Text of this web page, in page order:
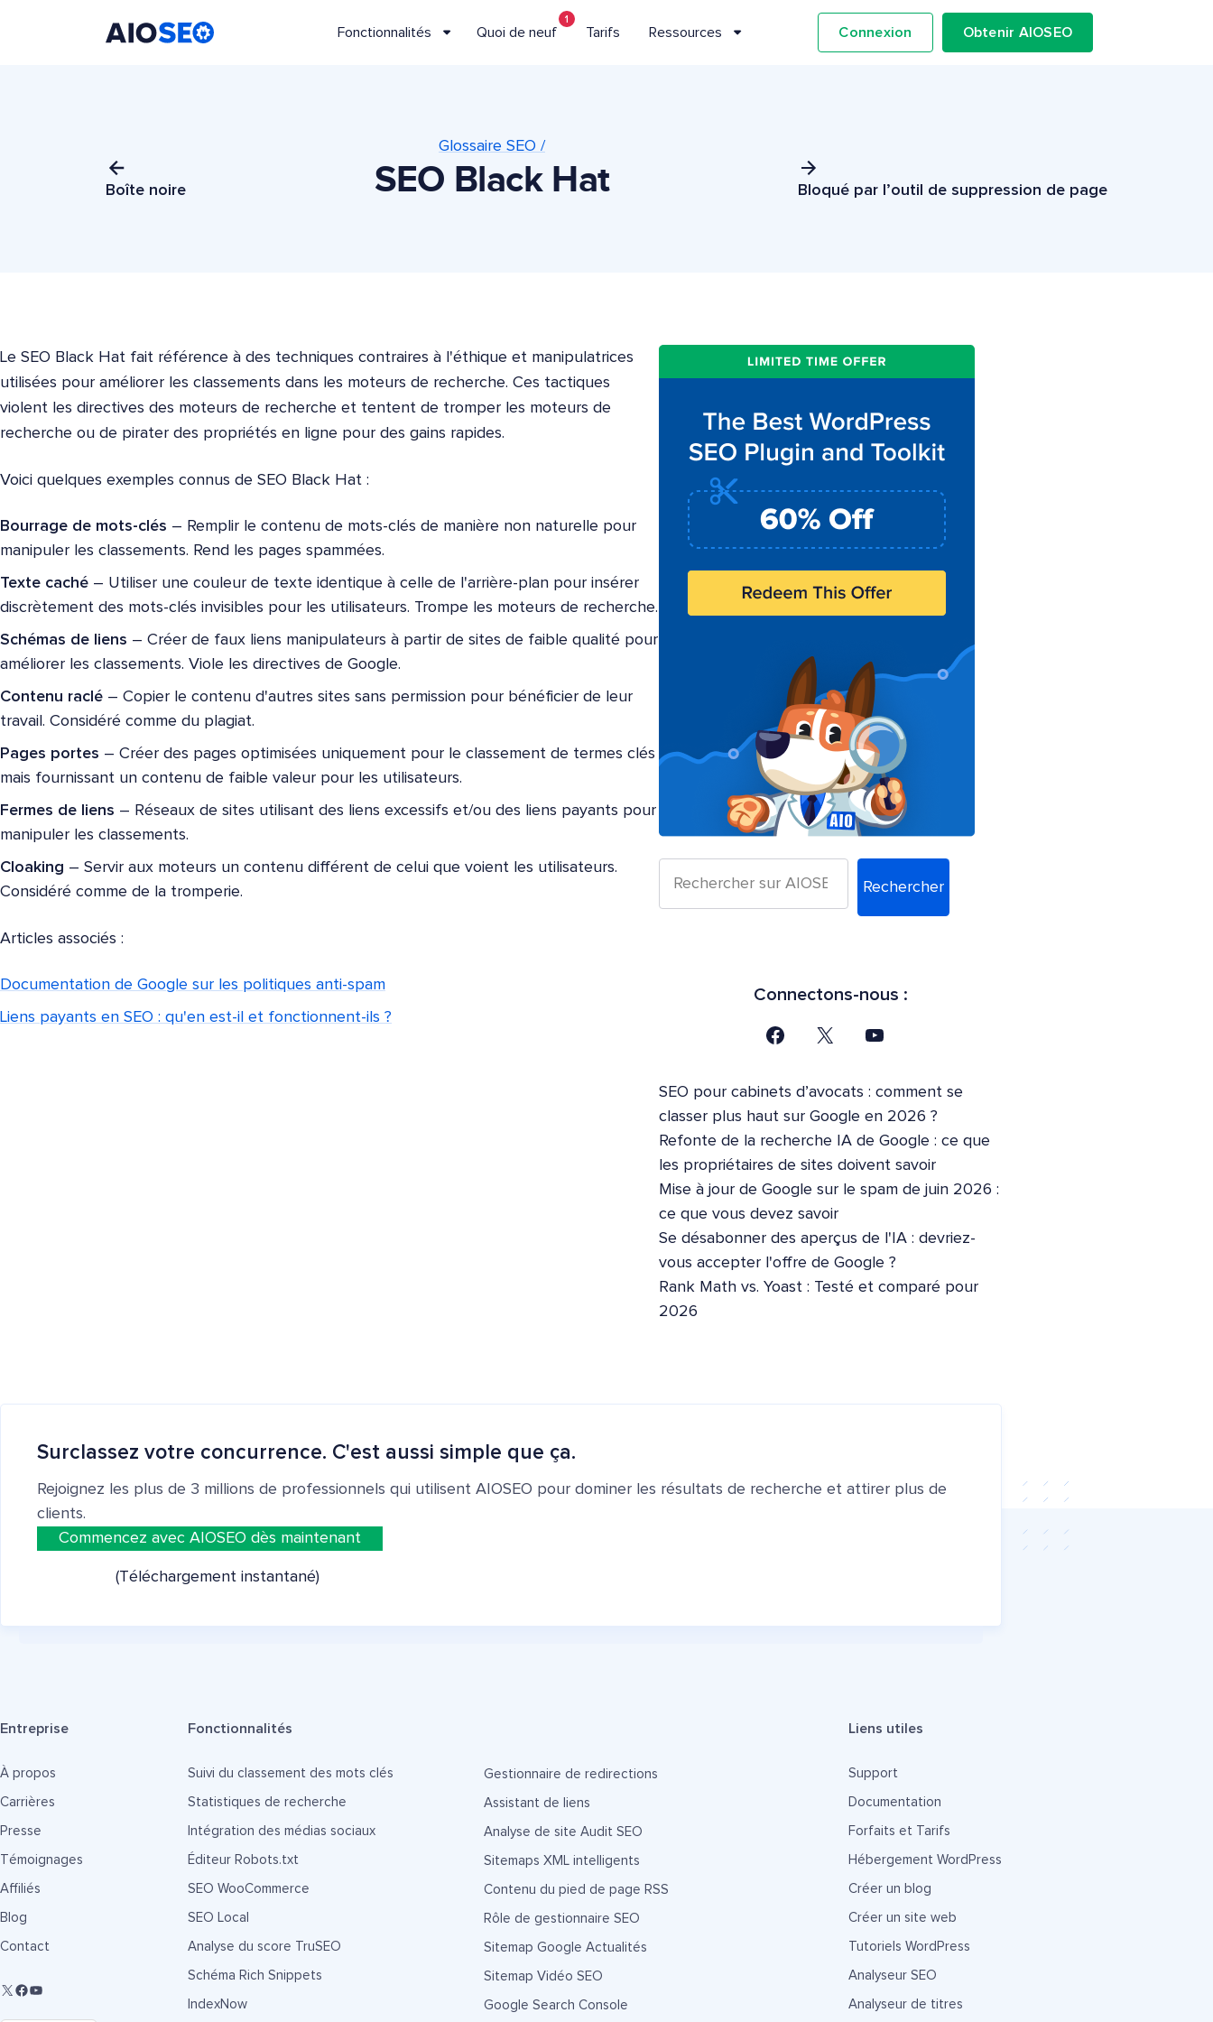
Fonctionnalités Quoi de neuf
1
Tarifs Ressources Connexion Obtenir AIOSEO
Boîte noire
Glossaire SEO /
SEO Black Hat Bloqué par l’outil de suppression de page
Le SEO Black Hat fait référence à des techniques contraires à l'éthique et manipulatrices
utilisées pour améliorer les classements dans les moteurs de recherche. Ces tactiques
violent les directives des moteurs de recherche et tentent de tromper les moteurs de
recherche ou de pirater des propriétés en ligne pour des gains rapides.
Voici quelques exemples connus de SEO Black Hat :
Bourrage de mots-clés – Remplir le contenu de mots-clés de manière non naturelle pour
manipuler les classements. Rend les pages spammées.
Texte caché – Utiliser une couleur de texte identique à celle de l'arrière-plan pour insérer
discrètement des mots-clés invisibles pour les utilisateurs. Trompe les moteurs de recherche.
Schémas de liens – Créer de faux liens manipulateurs à partir de sites de faible qualité pour
améliorer les classements. Viole les directives de Google.
Contenu raclé – Copier le contenu d'autres sites sans permission pour bénéficier de leur
travail. Considéré comme du plagiat.
Pages portes – Créer des pages optimisées uniquement pour le classement de termes clés
mais fournissant un contenu de faible valeur pour les utilisateurs.
Fermes de liens – Réseaux de sites utilisant des liens excessifs et/ou des liens payants pour
manipuler les classements.
Cloaking – Servir aux moteurs un contenu différent de celui que voient les utilisateurs.
Considéré comme de la tromperie.
Articles associés :
Documentation de Google sur les politiques anti-spam
Liens payants en SEO : qu'en est-il et fonctionnent-ils ?
Rechercher
Connectons-nous :
SEO pour cabinets d’avocats : comment se
classer plus haut sur Google en 2026 ?
Refonte de la recherche IA de Google : ce que
les propriétaires de sites doivent savoir
Mise à jour de Google sur le spam de juin 2026 :
ce que vous devez savoir
Se désabonner des aperçus de l'IA : devriez-
vous accepter l'offre de Google ?
Rank Math vs. Yoast : Testé et comparé pour
2026
Surclassez votre concurrence. C'est aussi simple que ça.
Rejoignez les plus de 3 millions de professionnels qui utilisent AIOSEO pour dominer les résultats de recherche et attirer plus de
clients.
Commencez avec AIOSEO dès maintenant
(Téléchargement instantané)
Entreprise
À propos
Carrières
Presse
Témoignages
Affiliés
Blog
Contact
Fonctionnalités
Suivi du classement des mots clés
Statistiques de recherche
Intégration des médias sociaux
Éditeur Robots.txt
SEO WooCommerce
SEO Local
Analyse du score TruSEO
Schéma Rich Snippets
IndexNow
Gestionnaire de redirections
Assistant de liens
Analyse de site Audit SEO
Sitemaps XML intelligents
Contenu du pied de page RSS
Rôle de gestionnaire SEO
Sitemap Google Actualités
Sitemap Vidéo SEO
Google Search Console
Liens utiles
Support
Documentation
Forfaits et Tarifs
Hébergement WordPress
Créer un blog
Créer un site web
Tutoriels WordPress
Analyseur SEO
Analyseur de titres